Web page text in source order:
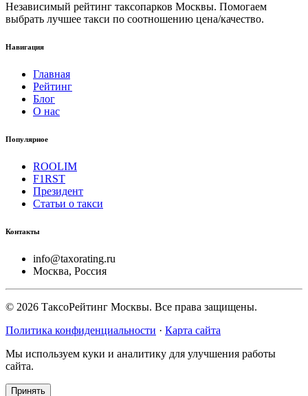
Независимый рейтинг таксопарков Москвы. Помогаем
выбрать лучшее такси по соотношению цена/качество.
Навигация
Главная
Рейтинг
Блог
О нас
Популярное
ROOLIM
F1RST
Президент
Статьи о такси
Контакты
info@taxorating.ru
Москва, Россия
© 2026 ТаксоРейтинг Москвы. Все права защищены.
Политика конфиденциальности · Карта сайта
Мы используем куки и аналитику для улучшения работы
сайта.
Принять